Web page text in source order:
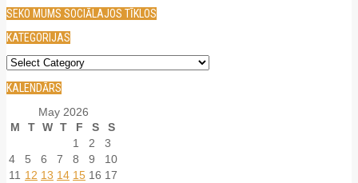
SEKO MUMS SOCIĀLAJOS TĪKLOS
KATEGORIJAS
Kategorijas
KALENDĀRS
May 2026
M
T W T F S
S
1
2
3
4
5 6 7 8 9
10
11 12 13 14 15 16 17